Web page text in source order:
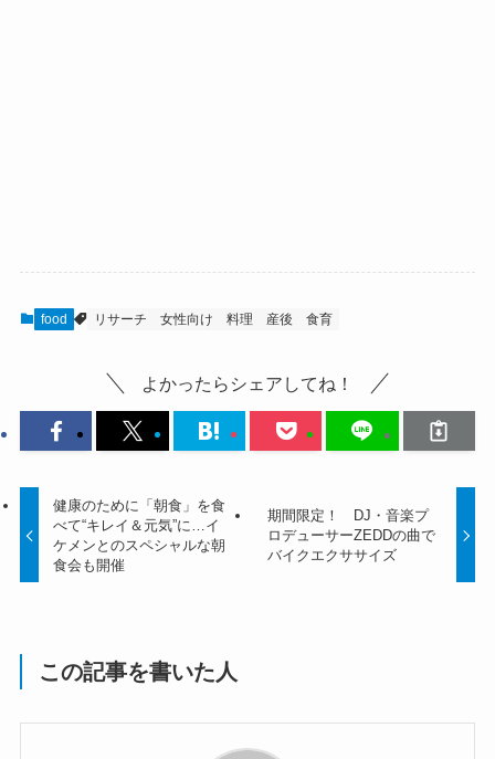
food リサーチ 女性向け 料理 産後 食育
よかったらシェアしてね！
健康のために「朝食」を食
べて“キレイ＆元気”に…イ
ケメンとのスペシャルな朝
食会も開催
期間限定！ DJ・音楽プ
ロデューサーZEDDの曲で
バイクエクササイズ
この記事を書いた人